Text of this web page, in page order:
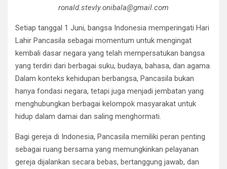
ronald.stevly.onibala@gmail.com
Setiap tanggal 1 Juni, bangsa Indonesia memperingati Hari
Lahir Pancasila sebagai momentum untuk mengingat
kembali dasar negara yang telah mempersatukan bangsa
yang terdiri dari berbagai suku, budaya, bahasa, dan agama.
Dalam konteks kehidupan berbangsa, Pancasila bukan
hanya fondasi negara, tetapi juga menjadi jembatan yang
menghubungkan berbagai kelompok masyarakat untuk
hidup dalam damai dan saling menghormati.
Bagi gereja di Indonesia, Pancasila memiliki peran penting
sebagai ruang bersama yang memungkinkan pelayanan
gereja dijalankan secara bebas, bertanggung jawab, dan